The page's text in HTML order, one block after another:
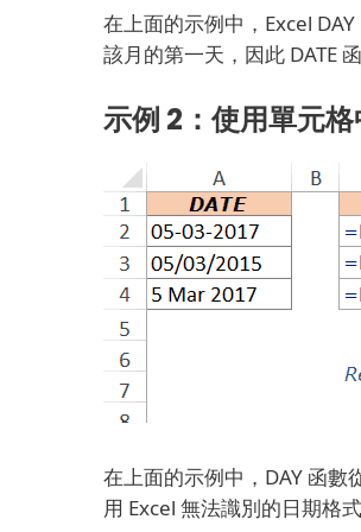
在上面的示例中，Excel
該月的第一天，因此 DATE
示例 2：使用單元
在上面的示例中，DAY 函數
用 Excel 無法識別的日期格